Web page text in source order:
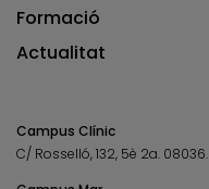
Formació
Actualitat
Campus Clínic
C/ Rosselló, 132, 5è 2a. 08036.